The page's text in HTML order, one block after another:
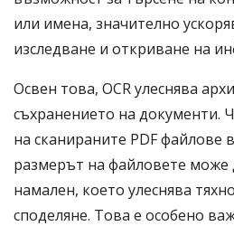
или имена, значително
изследване и откриване на
Освен това, OCR улеснява
съхранението на документи.
на сканираните PDF файлове
размерът на файловете може
намален, което улеснява
споделяне. Това е особено